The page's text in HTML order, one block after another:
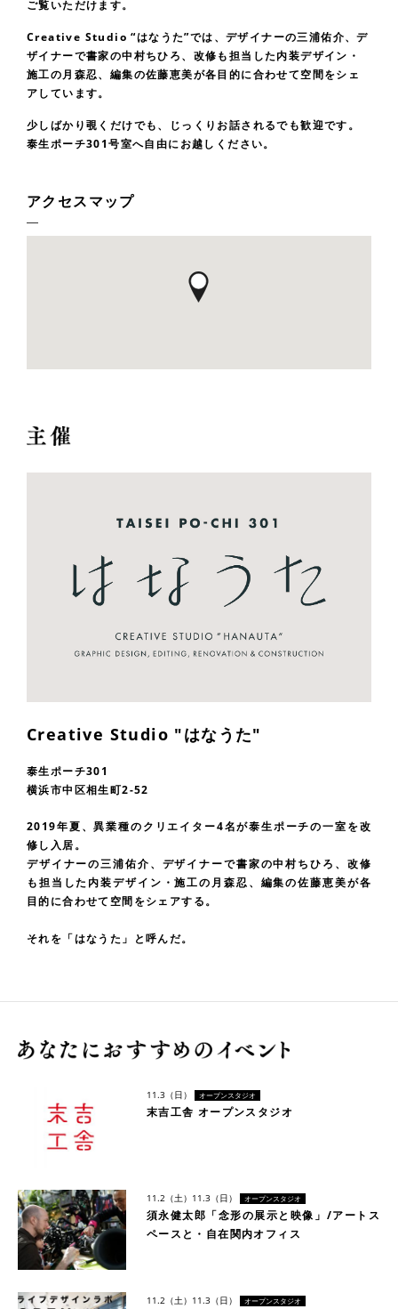
ご覧いただけます。
Creative Studio “はなうた”では、デザイナーの三浦佑介、デ
ザイナーで書家の中村ちひろ、改修も担当した内装デザイン・
施工の月森忍、編集の佐藤恵美が各目的に合わせて空間をシェ
アしています。
少しばかり覗くだけでも、じっくりお話されるでも歓迎です。
泰生ポーチ301号室へ自由にお越しください。
アクセスマップ
Creative Studio "はなうた"
泰生ポーチ301
横浜市中区相生町2-52
2019年夏、異業種のクリエイター4名が泰生ポーチの一室を改
修し入居。
デザイナーの三浦佑介、デザイナーで書家の中村ちひろ、改修
も担当した内装デザイン・施工の月森忍、編集の佐藤恵美が各
目的に合わせて空間をシェアする。
それを「はなうた」と呼んだ。
11.3（日） オープンスタジオ
末吉工舎 オープンスタジオ
11.2（土） 11.3（日） オープンスタジオ
須永健太郎「念形の展示と映像」/アートス
ペースと・自在関内オフィス
11.2（土） 11.3（日） オープンスタジオ